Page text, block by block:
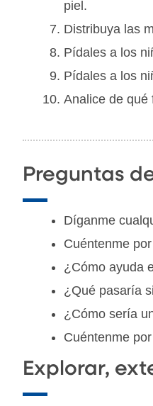
piel.
Distribuya las
Pídales a los
Pídales a los
Analice de
Preguntas
Díganme
Cuéntenme
¿Cómo ayuda
¿Qué pasaría
¿Cómo sería
Cuéntenme
Explorar,